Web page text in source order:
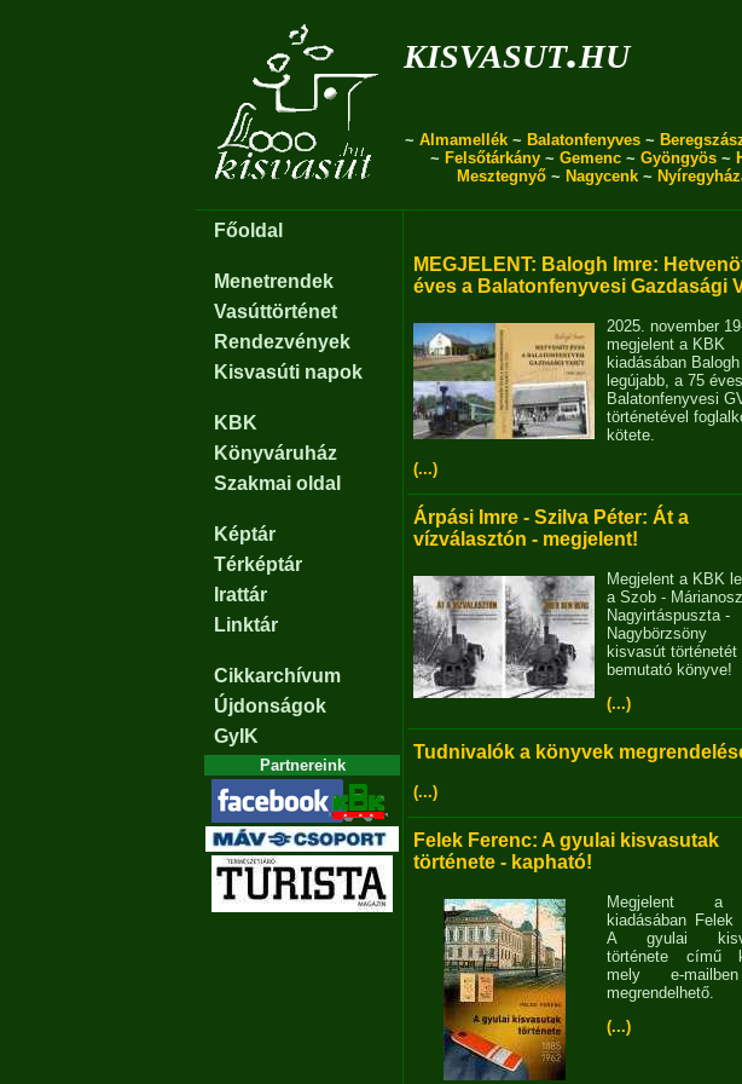
kisvasut.hu
~ Almamellék~ Balatonfenyves~
~ Felsőtárkány ~ Gemenc ~ Gyöngyös ~
Mesztegnyő~ Nagycenk~
Főoldal
Menetrendek
Vasúttörténet
Rendezvények
Kisvasúti napok
KBK
Könyváruház
Szakmai oldal
Képtár
Térképtár
Irattár
Linktár
Cikkarchívum
Újdonságok
GyIK
Partnereink
MEGJELENT: Balogh Imre:
éves a Balatonfenyvesi Gazdasági
2025. november
megjelent a KBK
kiadásában
legújabb, a 75 éves
Balatonfenyvesi
történetével
kötete.
(...)
Árpási Imre - Szilva Péter: Át a
vízválasztón - megjelent!
Megjelent a KBK
a Szob -
Nagyirtáspuszta -
Nagybörzsöny
kisvasút történetét
bemutató könyve!
(...)
Tudnivalók a könyvek
(...)
Felek Ferenc: A gyulai kisvasutak
története - kapható!
Megjelent a
kiadásában Felek
A gyulai
története című
mely e-
megrendelhető.
(...)